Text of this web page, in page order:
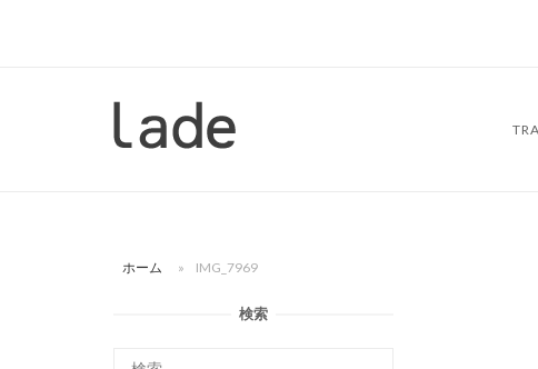
ー
ホーム » IMG_7969
検索